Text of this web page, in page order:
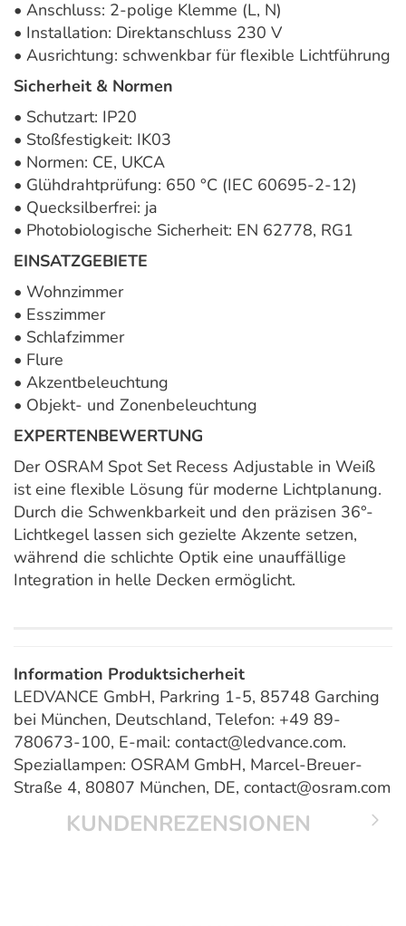
• Anschluss: 2-polige Klemme (L, N)
• Installation: Direktanschluss 230 V
• Ausrichtung: schwenkbar für flexible Lichtführung
Sicherheit & Normen
• Schutzart: IP20
• Stoßfestigkeit: IK03
• Normen: CE, UKCA
• Glühdrahtprüfung: 650 °C (IEC 60695-2-12)
• Quecksilberfrei: ja
• Photobiologische Sicherheit: EN 62778, RG1
EINSATZGEBIETE
• Wohnzimmer
• Esszimmer
• Schlafzimmer
• Flure
• Akzentbeleuchtung
• Objekt- und Zonenbeleuchtung
EXPERTENBEWERTUNG
Der OSRAM Spot Set Recess Adjustable in Weiß
ist eine flexible Lösung für moderne Lichtplanung.
Durch die Schwenkbarkeit und den präzisen 36°-
Lichtkegel lassen sich gezielte Akzente setzen,
während die schlichte Optik eine unauffällige
Integration in helle Decken ermöglicht.
Information Produktsicherheit
LEDVANCE GmbH, Parkring 1-5, 85748 Garching
bei München, Deutschland, Telefon: +49 89-
780673-100, E-mail: contact@ledvance.com.
Speziallampen: OSRAM GmbH, Marcel-Breuer-
Straße 4, 80807 München, DE, contact@osram.com
KUNDENREZENSIONEN